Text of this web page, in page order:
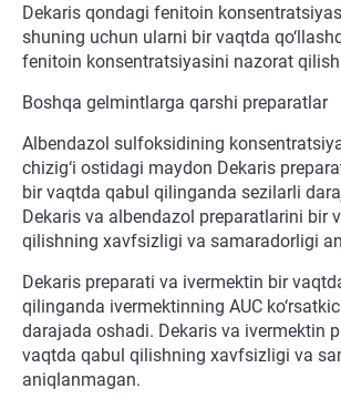
Dekaris qondagi fenitoin
shuning uchun ularni bir vaqtda
fenitoin konsentratsiyasini nazorat qilish
Boshqa gelmintlarga qarshi preparatlar
Albendazol sulfoksidining
chizig‘i ostidagi maydon Dekaris
bir vaqtda qabul qilinganda sezilarli
Dekaris va albendazol preparatlarini bir
qilishning xavfsizligi va samaradorligi
Dekaris preparati va ivermektin bir
qilinganda ivermektinning AUC
darajada oshadi. Dekaris va ivermektin
vaqtda qabul qilishning xavfsizligi va
aniqlanmagan.